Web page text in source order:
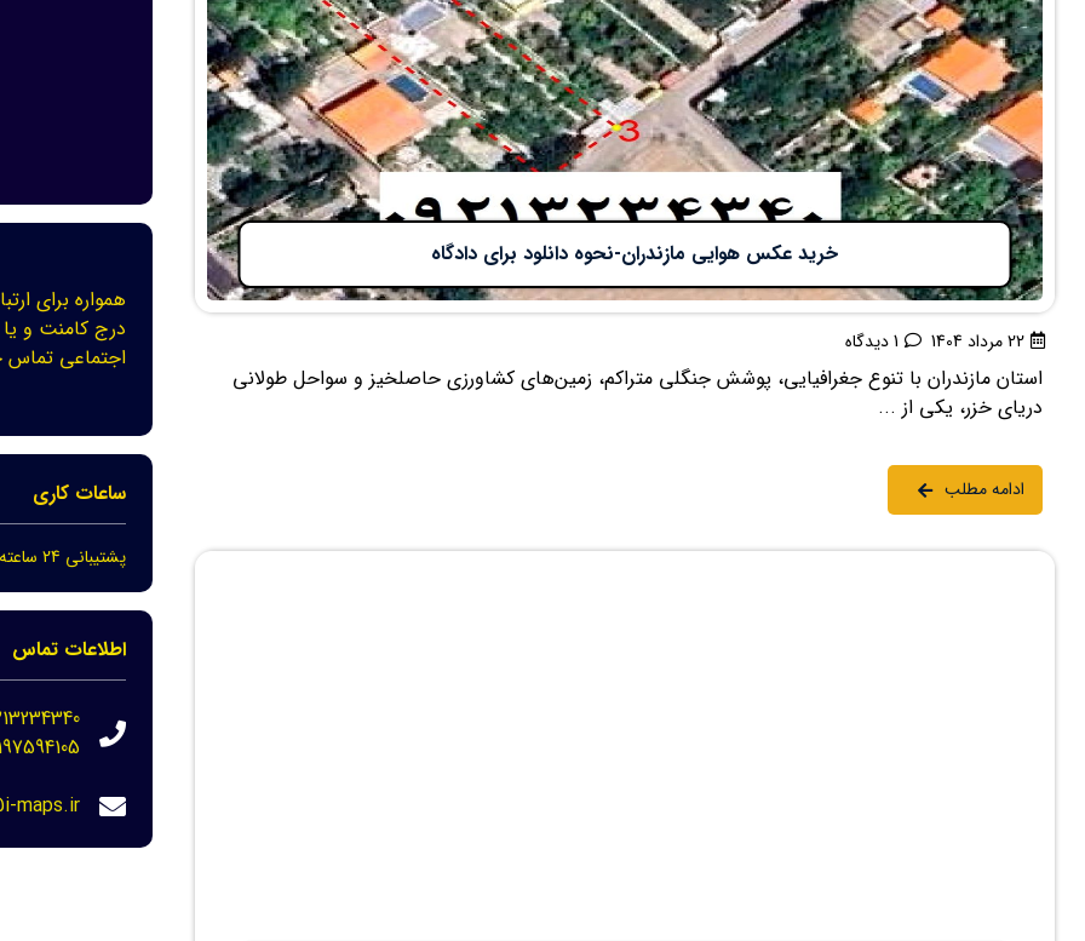
خرید عکس هوایی مازندران-نحوه دانلود برای دادگاه
22 مرداد 1404 1 دیدگاه
استان مازندران با تنوع جغرافیایی، پوشش جنگلی متراکم، زمین‌های کشاورزی حاصلخیز و سواحل طولانی
دریای خزر، یکی از ...
ادامه مطلب
همواره برای
درج کامنت و یا
اجتماعی تماس
ساعات کاری
پشتیبانی 24 ساعته در 7 روز هفته
اطلاعات تماس
maps.ir